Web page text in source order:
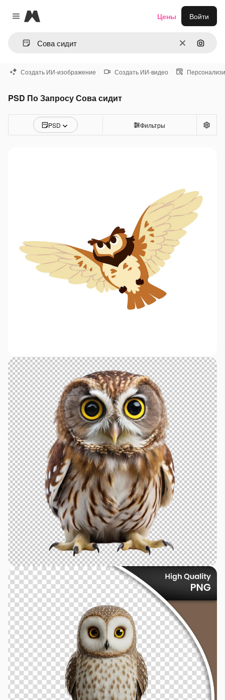
Close menu
Magnific
ОчиститьПоиск
Цены Войти
Создать ИИ-изображение Создать ИИ-видео
PSD По Запросу Сова сидит
PSD Фильтры